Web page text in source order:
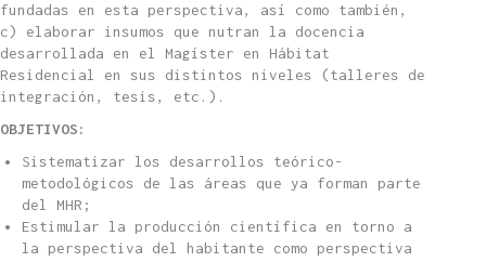
fundadas en esta perspectiva, así como también,
c) elaborar insumos que nutran la docencia
desarrollada en el Magíster en Hábitat
Residencial en sus distintos niveles (talleres de
integración, tesis, etc.).
OBJETIVOS:
Sistematizar los desarrollos teórico-
metodológicos de las áreas que ya forman parte
del MHR;
Estimular la producción científica en torno a
la perspectiva del habitante como perspectiva